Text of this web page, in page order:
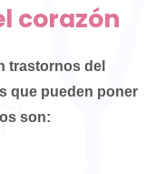
corazón
trastornos del
que pueden poner
son: